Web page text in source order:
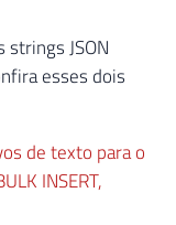
JSON
esses dois
de texto para o
INSERT,